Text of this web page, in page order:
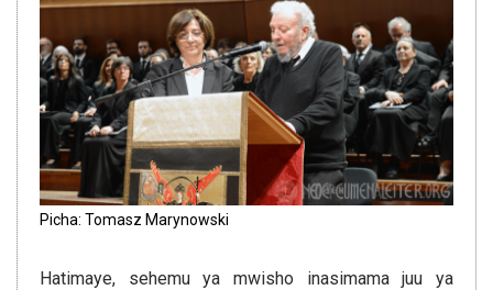
Picha: Tomasz Marynowski
Hatimaye, sehemu ya mwisho inasimama juu ya